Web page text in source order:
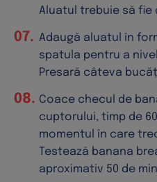
Aluatul trebuie să fie
Adaugă aluatul în
spatula pentru a
Presară câteva
Coace checul de
cuptorului, timp de
momentul în care
Testează banana
aproximativ 50 de